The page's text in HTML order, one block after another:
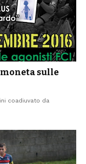
sulle
coadiuvato da